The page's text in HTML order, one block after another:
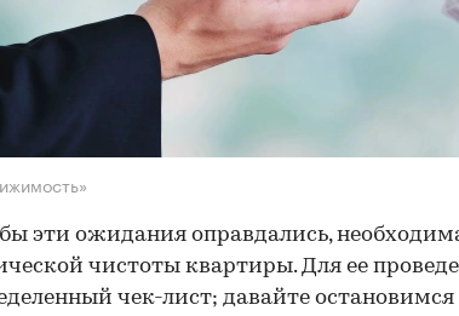
эти ожидания оправдались,
чистоты квартиры. Для ее
чек-лист; давайте остановимся